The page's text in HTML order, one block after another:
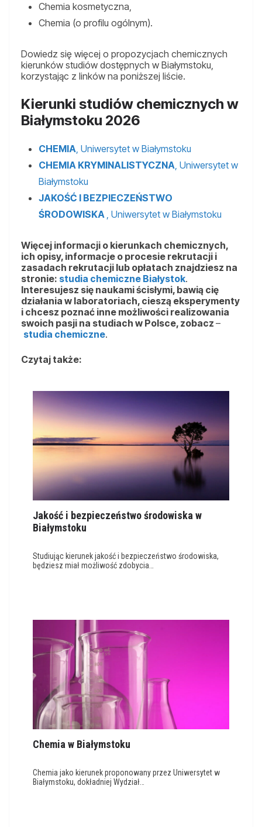
Chemia kosmetyczna,
Chemia (o profilu ogólnym).
Dowiedz się więcej o propozycjach chemicznych
kierunków studiów dostępnych w Białymstoku,
korzystając z linków na poniższej liście.
Kierunki studiów chemicznych w
Białymstoku 2026
CHEMIA, Uniwersytet w Białymstoku
CHEMIA KRYMINALISTYCZNA, Uniwersytet w
Białymstoku
JAKOŚĆ I BEZPIECZEŃSTWO
ŚRODOWISKA , Uniwersytet w Białymstoku
Więcej informacji o kierunkach chemicznych,
ich opisy, informacje o procesie rekrutacji i
zasadach rekrutacji lub opłatach znajdziesz na
stronie: studia chemiczne Białystok.
Interesujesz się naukami ścisłymi, bawią cię
działania w laboratoriach, cieszą eksperymenty
i chcesz poznać inne możliwości realizowania
swoich pasji na studiach w Polsce, zobacz –
studia chemiczne.
Czytaj także:
Jakość i bezpieczeństwo środowiska w
Białymstoku
Studiując kierunek jakość i bezpieczeństwo środowiska,
będziesz miał możliwość zdobycia…
Chemia w Białymstoku
Chemia jako kierunek proponowany przez Uniwersytet w
Białymstoku, dokładniej Wydział…